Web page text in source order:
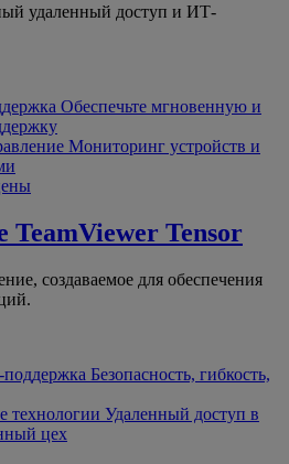
удаленный доступ и ИТ-
Обеспечьте мгновенную и
Мониторинг устройств и
TeamViewer Tensor
создаваемое для обеспечения
Безопасность, гибкость,
технологии Удаленный доступ в
цех